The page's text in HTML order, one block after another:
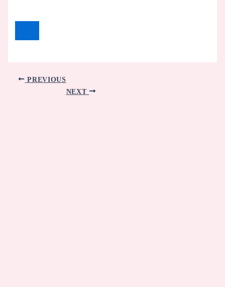
PREVIOUS
NEXT